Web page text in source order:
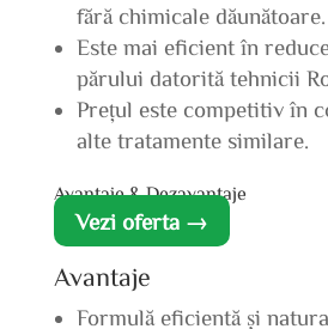
fără chimicale dăunătoare.
Este mai eficient în
părului datorită tehnicii
Prețul este competitiv în
alte tratamente similare.
Avantaje & Dezavantaje
Vezi oferta →
Avantaje
Formulă eficientă și